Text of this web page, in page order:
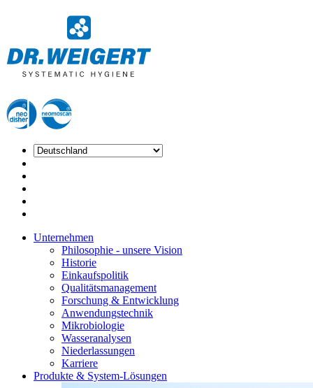
Unternehmen
Philosophie - unsere Vision
Historie
Einkaufspolitik
Qualitätsmanagement
Forschung & Entwicklung
Anwendungstechnik
Mikrobiologie
Wasseranalysen
Niederlassungen
Karriere
Produkte & System-Lösungen